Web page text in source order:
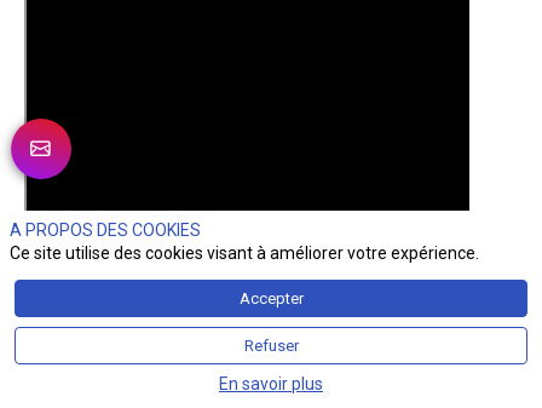
A PROPOS DES COOKIES
Ce site utilise des cookies visant à améliorer votre expérience.
Accepter
Refuser
En savoir plus